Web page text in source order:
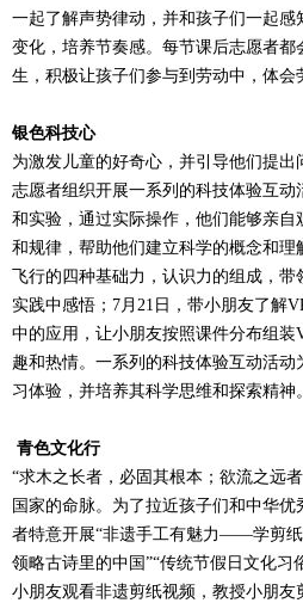
一起了解声势律动，并和孩子们一起感
变化，培养节奏感。每节课后志愿者
生，积极让孩子们参与到劳动中，体会
银色科技心
为激发儿童的好奇心，并引导他们提出
志愿者组织开展一系列的科技体验互
和实验，通过实际操作，他们能够亲自
和规律，帮助他们建立科学的概念和
飞行的四种基础力，认识力的组成，
实践中感悟；7月21日，带小朋友了解
中的应用，让小朋友按照课件分布组
趣和热情。一系列的科技体验互动活
习体验，并培养其科学思维和探索精神。
青色文化行
“求木之长者，必固其根本；欲流之远
国家的命脉。为了拉近孩子们和中华
者特意开展“非遗手工有魅力——学剪纸
领略古诗里的中国”“传统节假日文化习
小朋友观看非遗剪纸视频，教授小朋